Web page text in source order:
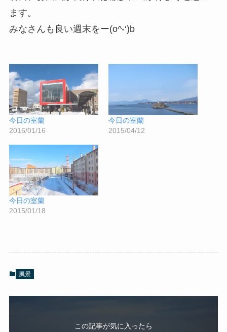
ます。
みなさんも良い週末をー(o^-‘)b
今日の室蘭
2016/01/16
今日の室蘭
2015/04/12
今日の室蘭
2015/01/18
風景
この記事が気に入ったら